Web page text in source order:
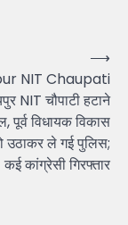
NIT Chaupati
NIT चौपाटी हटाने
पूर्व विधायक विकास
उठाकर ले गई पुलिस;
कई कांग्रेसी गिरफ्तार
⟶